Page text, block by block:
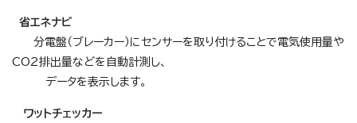
省エネナビ
分電盤（ブレーカー）にセンサーを取り付けることで電気使用量や
CO2排出量などを自動計測し、
データを表示します。
ワットチェッカー